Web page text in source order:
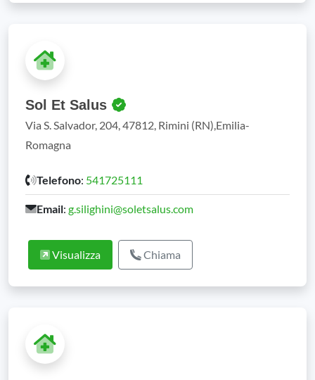
Sol Et Salus
Via S. Salvador, 204, 47812, Rimini (RN),Emilia-
Romagna
Telefono: 541725111
Email: g.silighini@soletsalus.com
Visualizza Chiama